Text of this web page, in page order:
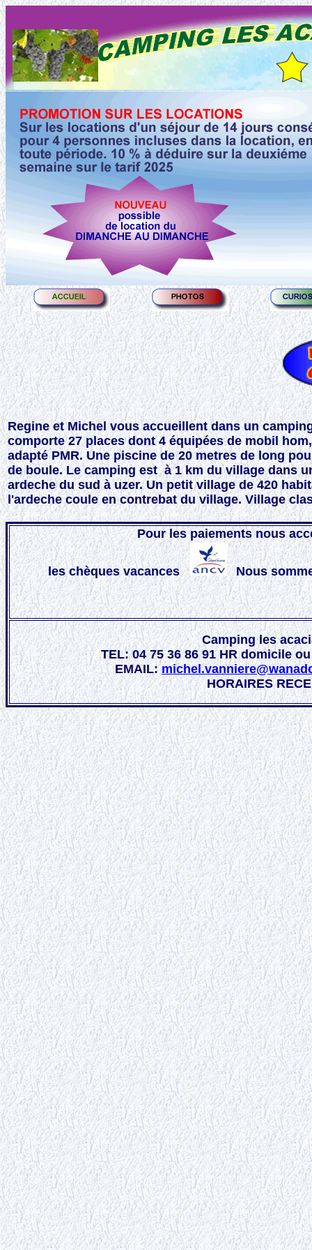
Regine et Michel vous accueillent dans un
comporte 27 places dont 4 équipées de mobil
adapté PMR. Une piscine de 20 metres de long
de boule. Le camping est à 1 km du village dans
ardeche du sud à uzer. Un petit village de 420
l'ardeche coule en contrebat du village. Village
Pour les paiements nous
les chèques vacances Nous
Camping les
TEL: 04 75 36 86 91 HR domicile
EMAIL:
HORAIRES